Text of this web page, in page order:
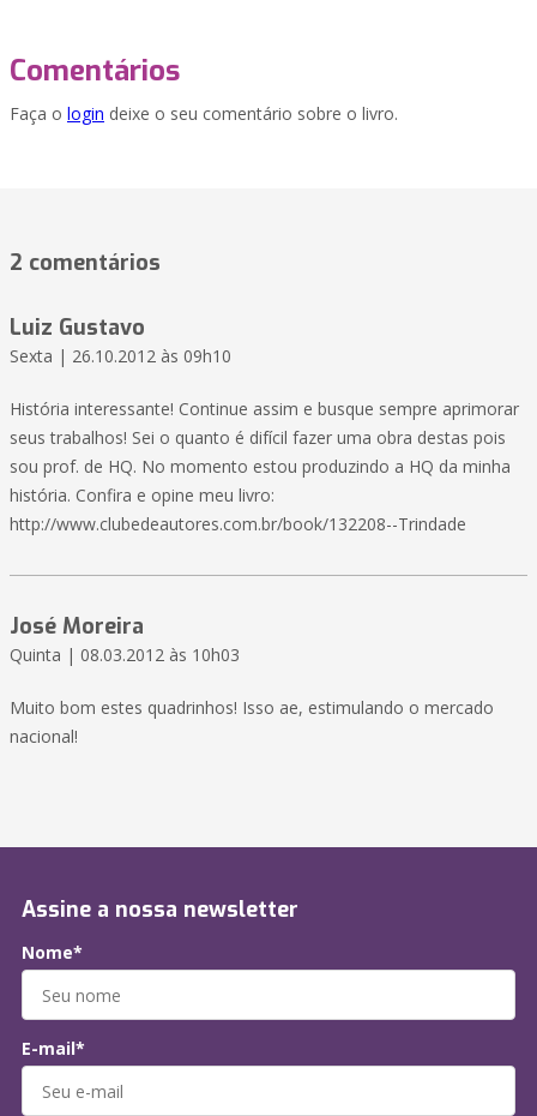
Comentários
Faça o login deixe o seu comentário sobre o livro.
2 comentários
Luiz Gustavo
Sexta | 26.10.2012 às 09h10
História interessante! Continue assim e busque sempre aprimorar
seus trabalhos! Sei o quanto é difícil fazer uma obra destas pois
sou prof. de HQ. No momento estou produzindo a HQ da minha
história. Confira e opine meu livro:
http://www.clubedeautores.com.br/book/132208--Trindade
José Moreira
Quinta | 08.03.2012 às 10h03
Muito bom estes quadrinhos! Isso ae, estimulando o mercado
nacional!
Assine a nossa newsletter
Nome*
E-mail*